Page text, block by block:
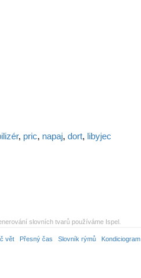
, pric, napaj, dort, libyjec
slovních tvarů používáme Ispel.
vět Přesný čas Slovník rýmů Kondiciogram